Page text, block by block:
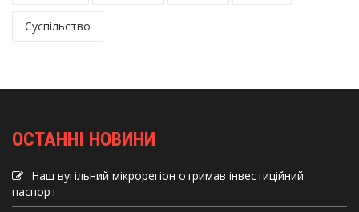
Суспільство
ОСТАННІ НОВИНИ
Наш вугільний мікрорегіон отримав інвеcтиційний
паспорт